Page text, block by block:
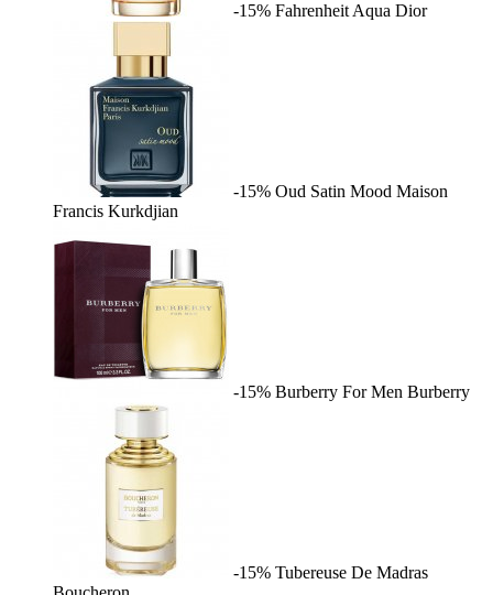
-15% Fahrenheit Aqua Dior
-15% Oud Satin Mood Maison
Francis Kurkdjian
-15% Burberry For Men Burberry
-15% Tubereuse De Madras